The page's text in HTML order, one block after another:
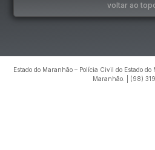
voltar ao
Estado do Maranhão – Polícia Civil do Estado
Maranhão. | (98)